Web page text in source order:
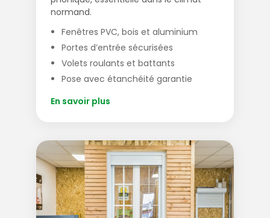
normand.
Fenêtres PVC, bois et aluminium
Portes d’entrée sécurisées
Volets roulants et battants
Pose avec étanchéité garantie
En savoir plus